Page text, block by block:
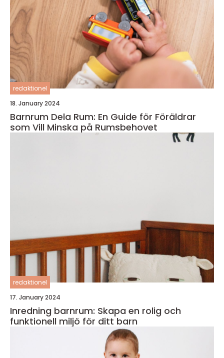
redaktionel
18. January 2024
Barnrum Dela Rum: En Guide för Föräldrar
som Vill Minska på Rumsbehovet
redaktionel
17. January 2024
Inredning barnrum: Skapa en rolig och
funktionell miljö för ditt barn